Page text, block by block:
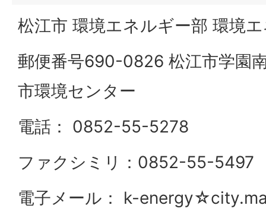
松江市 環境エネルギー部 環境
郵便番号690-0826 松江市学園
市環境センター
電話： 0852-55-5278
ファクシミリ：0852-55-5497
電子メール： k-